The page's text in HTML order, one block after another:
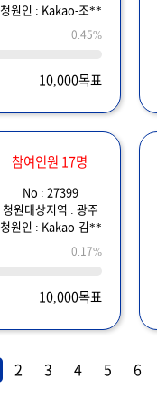
청원인 : Kakao-조**
0.45%
10,000목표
참여인원 17명
No : 27399
청원대상지역 : 광주
청원인 : Kakao-김**
0.17%
10,000목표
2 3 4 5 6